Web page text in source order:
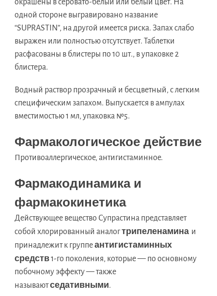
окрашены в серовато-белый или белый цвет. На
одной стороне выгравировано название
“SUPRASTIN”, на другой имеется риска. Запах слабо
выражен или полностью отсутствует. Таблетки
расфасованы в блистеры по 10 шт., в упаковке 2
блистера.
Водный раствор прозрачный и бесцветный, c легким
специфическим запахом. Выпускается в ампулах
вместимостью 1 мл, упаковка №5.
Фармакологическое действие
Противоаллергическое, антигистаминное.
Фармакодинамика и
фармакокинетика
Действующее вещество Супрастина представляет
собой хлорированный аналогтрипеленамина и
принадлежит к группеантигистаминных
средств1-го поколения, которые — по основному
побочному эффекту — также
называютседативными.